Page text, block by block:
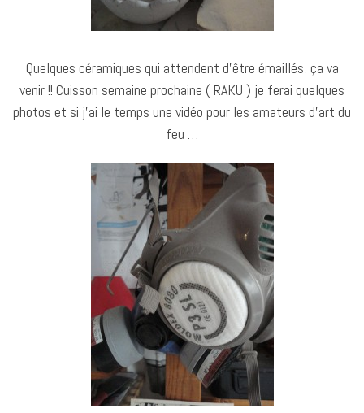
Quelques céramiques qui attendent d’être émaillés, ça va
venir !! Cuisson semaine prochaine ( RAKU ) je ferai quelques
photos et si j’ai le temps une vidéo pour les amateurs d’art du
feu …